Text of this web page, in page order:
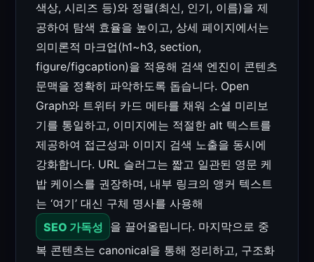
색상, 시리즈 등)와 정렬(최신, 인기, 이름)을 제
공하여 탐색 효율을 높이고, 상세 페이지에서는
의미론적 마크업(h1~h3, section,
figure/figcaption)을 적용해 검색 엔진이 콘텐츠
문맥을 정확히 파악하도록 돕습니다. Open
Graph와 트위터 카드 메타를 채워 소셜 미리보
기를 통일하고, 이미지에는 적절한 alt 텍스트를
제공하여 접근성과 이미지 검색 노출을 동시에
강화합니다. URL 슬러그는 짧고 일관된 영문 케
밥 케이스를 권장하며, 내부 링크의 앵커 텍스트
는 ‘여기’ 대신 구체 명사를 사용해
SEO 가독성
을 끌어올립니다. 마지막으로 중
복 콘텐츠는 canonical을 통해 정리하고, 구조화